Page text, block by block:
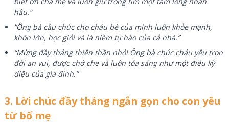
hậu.”
“Ông bà cầu chúc cho cháu bé của mình luôn khỏe mạnh,
khôn lớn, học giỏi và là niềm tự hào của cả nhà.”
“Mừng đầy tháng thiên thần nhỏ! Ông bà chúc cháu yêu trọn
đời an vui, được chở che và luôn tỏa sáng như một điều kỳ
diệu của gia đình.”
3. Lời chúc đầy tháng ngắn gọn cho con yêu
từ bố mẹ